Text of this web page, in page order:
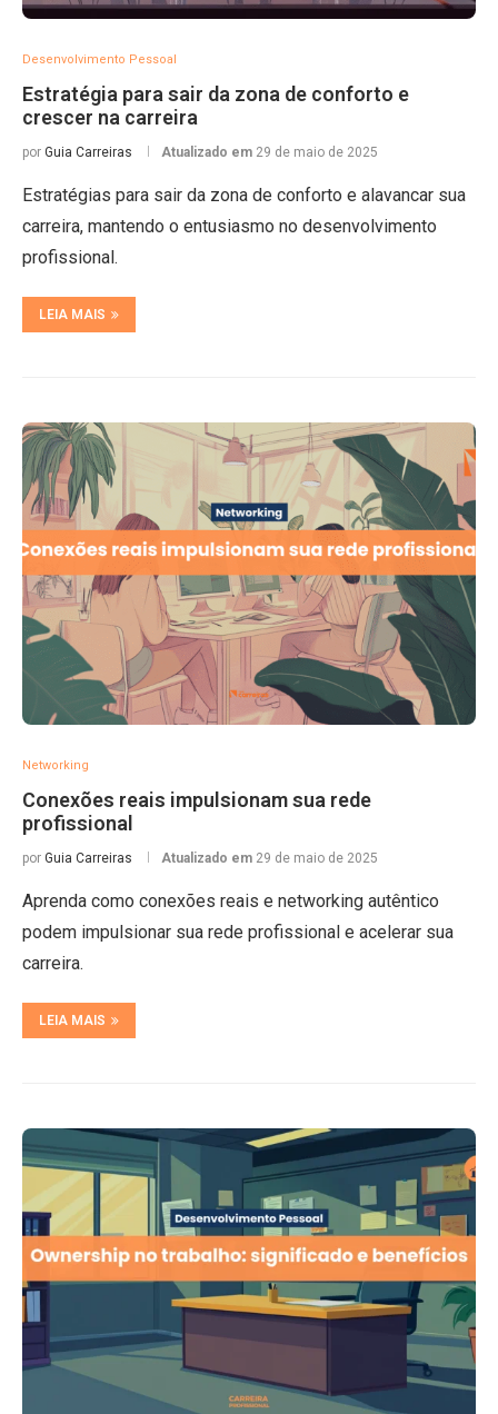
Desenvolvimento Pessoal
Estratégia para sair da zona de conforto e
crescer na carreira
por Guia Carreiras Atualizado em 29 de maio de 2025
Estratégias para sair da zona de conforto e alavancar sua
carreira, mantendo o entusiasmo no desenvolvimento
profissional.
LEIA MAIS
Networking
Conexões reais impulsionam sua rede
profissional
por Guia Carreiras Atualizado em 29 de maio de 2025
Aprenda como conexões reais e networking autêntico
podem impulsionar sua rede profissional e acelerar sua
carreira.
LEIA MAIS